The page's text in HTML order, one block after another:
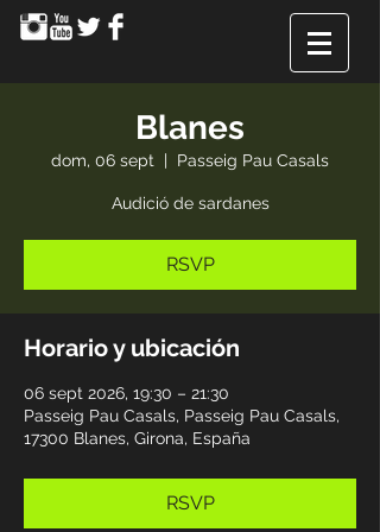
Blanes
dom, 06 sept
  |
Passeig Pau Casals
Audició de sardanes
RSVP
Horario y ubicación
06 sept 2026, 19:30 – 21:30
Passeig Pau Casals, Passeig Pau Casals,
17300 Blanes, Girona, España
RSVP